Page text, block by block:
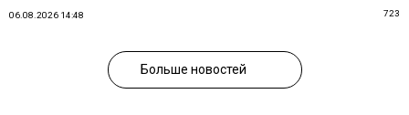
06.08.2026 14:48 723
Больше новостей